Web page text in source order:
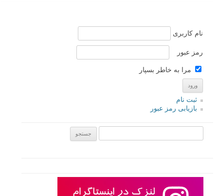
رفلکتور ها با پوشش های متنوع زیادی موجود هستند، مثل طلایی (که به
صورت یک تابش گرم اضافه می کند) و سفید (که سایه ها را بالا کشیده و به
تعادل نور کمک می کند). شما حتی می توانید رفلکتوری با چند پوشش یا جلد
مختلف تهیه کنید. اما چه زمانی و از کدام رنگ رفلکتور استفاده کنیم؟ در
ادامه به شما خواهیم گفت.
ادامه مطلب
نام کاربری